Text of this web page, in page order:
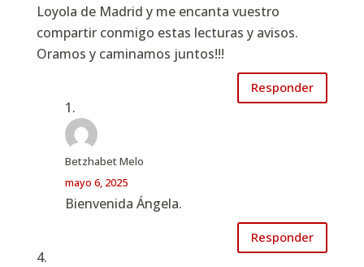
Loyola de Madrid y me encanta vuestro
compartir conmigo estas lecturas y avisos.
Oramos y caminamos juntos!!!
Responder
Betzhabet Melo
mayo 6, 2025
Bienvenida Ángela.
Responder